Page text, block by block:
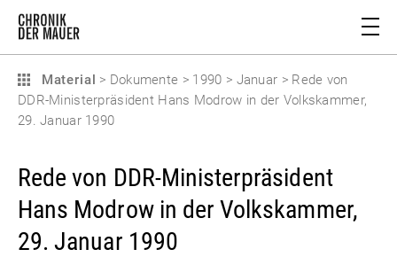
Material > Dokumente > 1990 > Januar > Rede von
DDR-Ministerpräsident Hans Modrow in der Volkskammer,
29. Januar 1990
Rede von DDR-Ministerpräsident
Hans Modrow in der Volkskammer,
29. Januar 1990